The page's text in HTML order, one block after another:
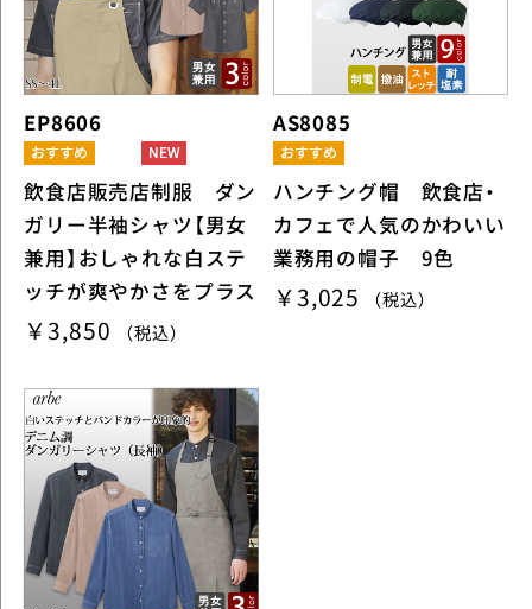
EP8606
飲食店販売店制服 ダン
ガリー半袖シャツ【男女
兼用】おしゃれな白ステ
ッチが爽やかさをプラス
￥3,850 （税込）
AS8085
ハンチング帽 飲食店・
カフェで人気のかわいい
業務用の帽子 9色
￥3,025 （税込）